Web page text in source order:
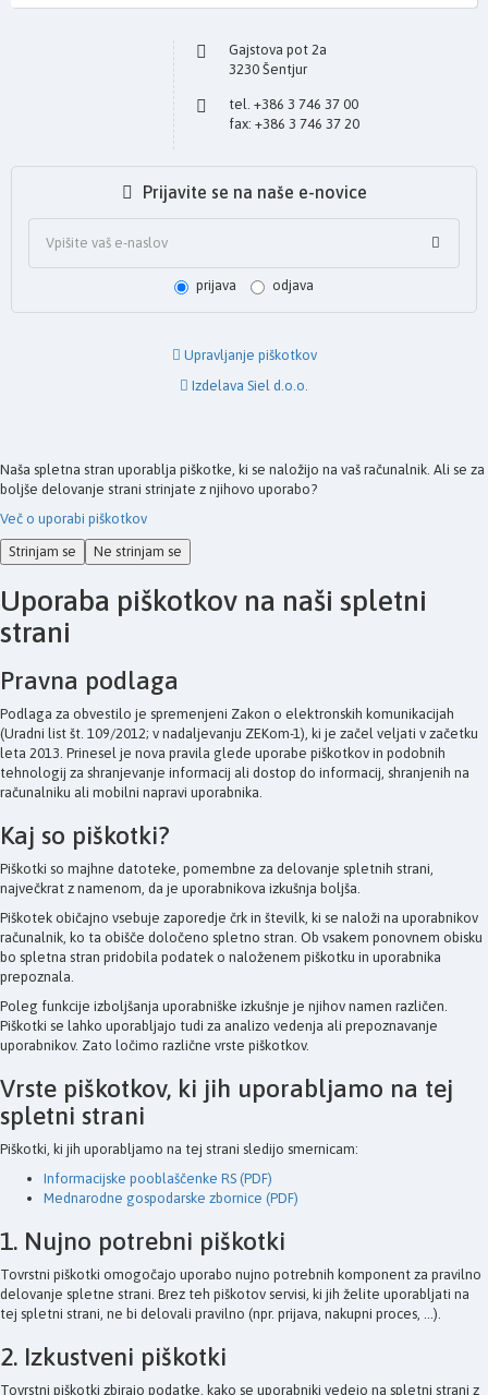
Gajstova pot 2a
3230 Šentjur
tel. +386 3 746 37 00
fax: +386 3 746 37 20
Prijavite se na naše e-novice
prijava odjava
Upravljanje piškotkov
Izdelava Siel d.o.o.
Naša spletna stran uporablja piškotke, ki se naložijo na vaš računalnik. Ali se za
boljše delovanje strani strinjate z njihovo uporabo?
Več o uporabi piškotkov
Strinjam se
Ne strinjam se
Uporaba piškotkov na naši spletni
strani
Pravna podlaga
Podlaga za obvestilo je spremenjeni Zakon o elektronskih komunikacijah
(Uradni list št. 109/2012; v nadaljevanju ZEKom-1), ki je začel veljati v začetku
leta 2013. Prinesel je nova pravila glede uporabe piškotkov in podobnih
tehnologij za shranjevanje informacij ali dostop do informacij, shranjenih na
računalniku ali mobilni napravi uporabnika.
Kaj so piškotki?
Piškotki so majhne datoteke, pomembne za delovanje spletnih strani,
največkrat z namenom, da je uporabnikova izkušnja boljša.
Piškotek običajno vsebuje zaporedje črk in številk, ki se naloži na uporabnikov
računalnik, ko ta obišče določeno spletno stran. Ob vsakem ponovnem obisku
bo spletna stran pridobila podatek o naloženem piškotku in uporabnika
prepoznala.
Poleg funkcije izboljšanja uporabniške izkušnje je njihov namen različen.
Piškotki se lahko uporabljajo tudi za analizo vedenja ali prepoznavanje
uporabnikov. Zato ločimo različne vrste piškotkov.
Vrste piškotkov, ki jih uporabljamo na tej
spletni strani
Piškotki, ki jih uporabljamo na tej strani sledijo smernicam:
Informacijske pooblaščenke RS (PDF)
Mednarodne gospodarske zbornice (PDF)
1. Nujno potrebni piškotki
Tovrstni piškotki omogočajo uporabo nujno potrebnih komponent za pravilno
delovanje spletne strani. Brez teh piškotov servisi, ki jih želite uporabljati na
tej spletni strani, ne bi delovali pravilno (npr. prijava, nakupni proces, ...).
2. Izkustveni piškotki
Tovrstni piškotki zbirajo podatke, kako se uporabniki vedejo na spletni strani z